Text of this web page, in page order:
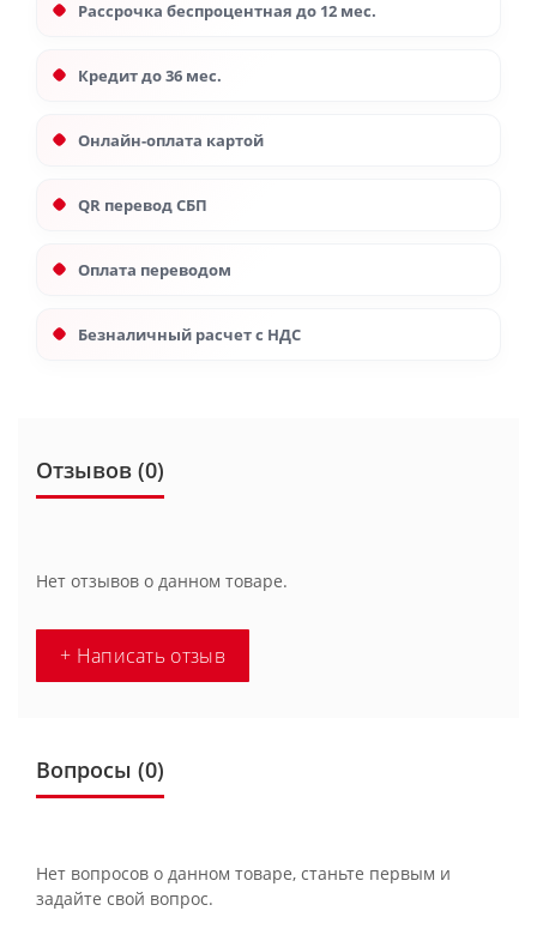
Рассрочка беспроцентная до 12 мес.
Кредит до 36 мес.
Онлайн-оплата картой
QR перевод СБП
Оплата переводом
Безналичный расчет с НДС
Отзывов (0)
Нет отзывов о данном товаре.
+ Написать отзыв
Вопросы (0)
Нет вопросов о данном товаре, станьте первым и
задайте свой вопрос.